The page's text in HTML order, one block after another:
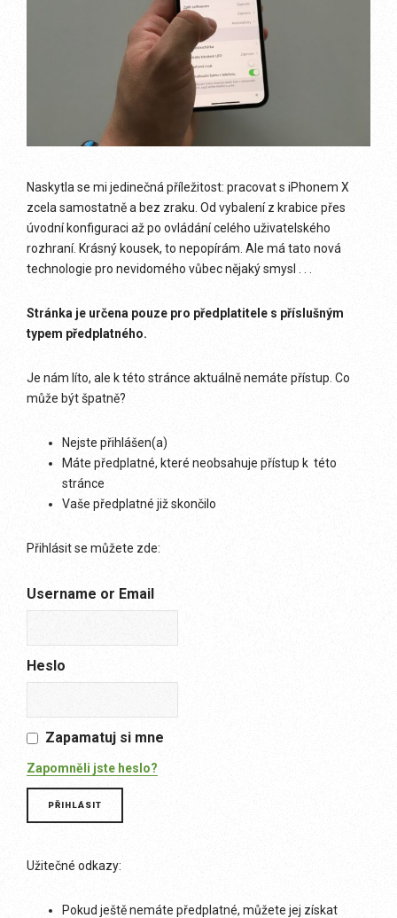
Naskytla se mi jedinečná příležitost: pracovat s iPhonem X
zcela samostatně a bez zraku. Od vybalení z krabice přes
úvodní konfiguraci až po ovládání celého uživatelského
rozhraní. Krásný kousek, to nepopírám. Ale má tato nová
technologie pro nevidomého vůbec nějaký smysl . . .
Stránka je určena pouze pro předplatitele s příslušným
typem předplatného.
Je nám líto, ale k této stránce aktuálně nemáte přístup. Co
může být špatně?
Nejste přihlášen(a)
Máte předplatné, které neobsahuje přístup k této
stránce
Vaše předplatné již skončilo
Přihlásit se můžete zde:
Username or Email
Heslo
Zapamatuj si mne
Zapomněli jste heslo?
Užitečné odkazy:
Pokud ještě nemáte předplatné, můžete jej získat